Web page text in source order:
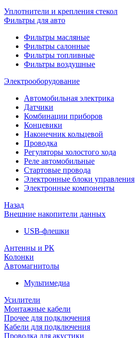
Уплотнители и крепления стекол
Фильтры для авто
Фильтры масляные
Фильтры салонные
Фильтры топливные
Фильтры воздушные
Электрооборудование
Автомобильная электрика
Датчики
Комбинации приборов
Концевики
Наконечник кольцевой
Проводка
Регуляторы холостого хода
Реле автомобильные
Стартовые провода
Электронные блоки управления
Электронные компоненты
Назад
Внешние накопители данных
USB-флешки
Антенны и РК
Колонки
Автомагнитолы
Мультимедиа
Усилители
Монтажные кабели
Прочее для подключения
Кабели для подключения
Проводка для акустики